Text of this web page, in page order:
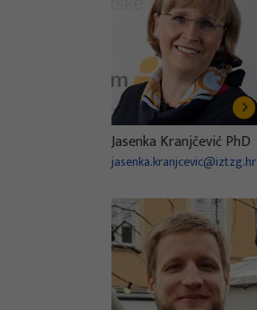
Jasenka Kranjčević PhD
jasenka.kranjcevic@iztzg.hr